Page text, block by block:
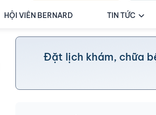
HỘI VIÊN BERNARD TIN TỨC
Đặt lịch khám, chữa